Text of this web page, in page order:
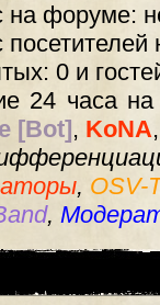
на форуме:
0 и
24 часа
[Bot], KoNA,
, OSV-
,